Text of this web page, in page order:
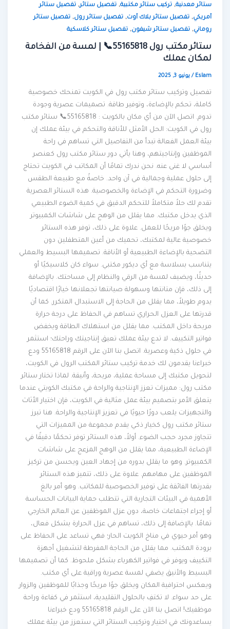
ستائر معدنية,تركيب ستائر مكتبية,تفصيل ستائر,تفصيل ستائر
أمريكي,تفصيل ستائر بلاك أوت,تفصيل ستائر رول,تفصيل ستائر
روماني,تفصيل ستائر شيفون,تفصيل ستائر كلاسكية
ستائر مكتب رول 55165818📞 | لمسة من الفخامة
لمكان عملك
Eslam
/يونيو 3, 2025
تفصيل وتركيب ستائر مكتب رول في الكويت تمنحك خصوصية
كاملة، تحكم بالإضاءة، وتوفير طاقة. تصميمات عصرية وجودة
تدوم. اتصل الآن من أي مكان بالكويت : 55165818📞 ستائر مكتب
رول في الكويت: الحل الأمثل للأناقة والتحكم في بيئة عملك إن
بيئة العمل الفعالة تبدأ من التفاصيل التي تساهم في راحة
الموظفين وإنتاجيتهم، وهنا يأتي دور ستائر مكتب رول كعنصر
أساسي لا غنى عنه. نحن ندرك تمامًا أن المكاتب في الكويت تحتاج
إلى حلول عملية وجمالية في آن واحد. خاصةً مع طبيعة الطقس
وضرورة التحكم في الإضاءة والخصوصية. هذه الستائر العصرية
تقدم لك حلاً متكاملاً للتحكم الدقيق في كمية الضوء الطبيعي
الذي يدخل مكتبك. مما يقلل من الوهج على شاشات الكمبيوتر
ويخلق جوًا مريحًا للعمل. علاوة على ذلك، توفر هذه الستائر
خصوصية عالية لمكتبك، تحميك من أعين المتطفلين دون
التضحية بالإضاءة الطبيعية أو الأناقة. تصميمها البسيط والعملي
يتناسب بسلاسة مع أي ديكور مكتبي. سواء كان كلاسيكيًا أو
حديثًا، ويضيف لمسة من الرقي والنظام إلى مساحتك. بالإضافة
إلى ذلك، فإن متانتها وسهولة صيانتها تجعلانها خيارًا اقتصاديًا
يدوم طويلاً، مما يقلل من الحاجة إلى الاستبدال المتكرر. كما أن
قدرتها على العزل الحراري تساهم في الحفاظ على درجة حرارة
مريحة داخل المكتب. مما يقلل من استهلاك الطاقة ويخفض
فواتير التكييف. لا تدع بيئة عملك تعيق إنتاجيتك وراحتك؛ استثمر
في حلول ذكية وعصرية. اتصل بنا الآن على الرقم 55165818 ودع
خبراءنا يقدمون لك خدمة تركيب ستائر المكتب الرول في الكويت،
لتحويل مكتبك إلى مساحة عملية، مريحة، وأنيقة. لماذا تختار ستائر
مكتب رول: مميزات تعزز الإنتاجية والراحة في مكتبك الكويتي عندما
يتعلق الأمر بتصميم بيئة عمل مثالية في الكويت، فإن اختيار الأثاث
والتجهيزات يلعب دورًا حيويًا في تعزيز الإنتاجية والراحة. هنا تبرز
ستائر مكتب رول كخيار ذكي يقدم مجموعة من المميزات التي
تتجاوز مجرد حجب الضوء. أولاً، هذه الستائر توفر تحكمًا دقيقًا في
الإضاءة الطبيعية، مما يقلل من الوهج المزعج على شاشات
الكمبيوتر. وهو ما يقلل بدوره من إجهاد العين ويحسن من تركيز
الموظفين على مهامهم. علاوة على ذلك، تتميز هذه الستائر
بقدرتها الفائقة على توفير الخصوصية للمكاتب. وهو أمر بالغ
الأهمية في البيئات التجارية التي تتطلب حماية البيانات الحساسة
أو إجراء اجتماعات خاصة، دون عزل الموظفين عن العالم الخارجي
تمامًا. بالإضافة إلى ذلك، تساهم في عزل الحرارة بشكل فعال،
وهو أمر حيوي في مناخ الكويت الحار؛ فهي تساعد على الحفاظ على
برودة المكتب. مما يقلل من الحاجة المفرطة لتشغيل أجهزة
التكييف ويوفر في فواتير الكهرباء بشكل ملحوظ. كما أن تصميمها
البسيط والأنيق يضفي لمسة عصرية وراقية على أي مكتب.
ويعكس احترافية المكان ويخلق جوًا مريحًا وجذابًا للموظفين والزوار
على حد سواء. لا تكتفِ بالحلول التقليدية، استثمر في كفاءة وراحة
موظفيك! اتصل بنا الآن على الرقم 55165818 ودع خبراءنا
يساعدونك في اختيار وتركيب الستائر التي ستعزز من بيئة عملك